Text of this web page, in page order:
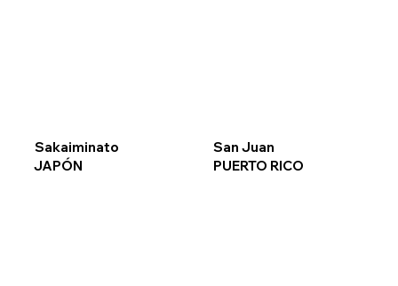
Sakaiminato
JAPÓN
San Juan
PUERTO RICO